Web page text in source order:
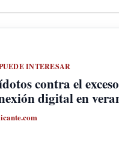
INTERESAR
contra el
digital en